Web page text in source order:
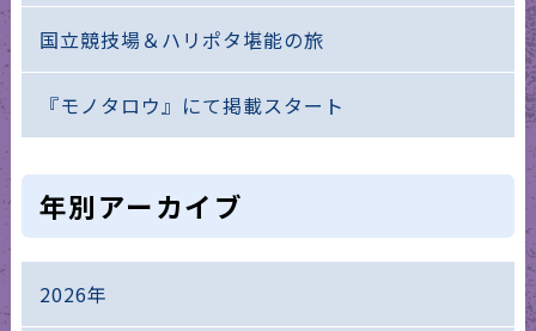
国立競技場＆ハリポタ堪能の旅
『モノタロウ』にて掲載スタート
年別アーカイブ
2026年